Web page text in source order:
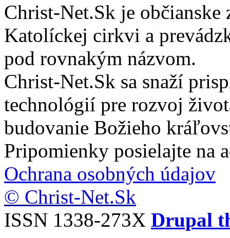
Christ-Net.Sk je
Katolíckej cirkvi a
pod rovnakým názvom.
Christ-Net.Sk sa snaží
technológií pre rozvoj
budovanie Božieho
Pripomienky posielajte na
Ochrana osobných údajov
© Christ-Net.Sk
ISSN 1338-273X Drupal